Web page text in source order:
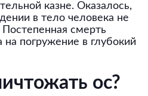
казне. Оказалось,
в тело человека не
смерть
погружение в глубокий
ос?